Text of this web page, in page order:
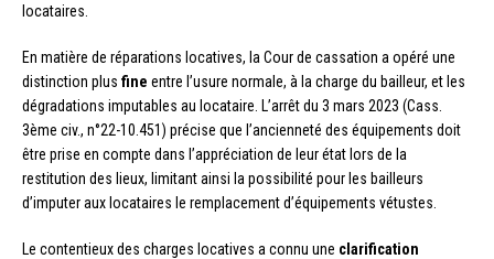
locataires.
En matière de réparations locatives, la Cour de cassation a opéré une
distinction plus fine entre l’usure normale, à la charge du bailleur, et les
dégradations imputables au locataire. L’arrêt du 3 mars 2023 (Cass.
3ème civ., n°22-10.451) précise que l’ancienneté des équipements doit
être prise en compte dans l’appréciation de leur état lors de la
restitution des lieux, limitant ainsi la possibilité pour les bailleurs
d’imputer aux locataires le remplacement d’équipements vétustes.
Le contentieux des charges locatives a connu une clarification